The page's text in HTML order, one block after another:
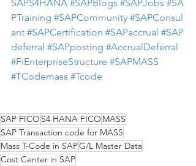
SAPS4HANA #SAPBlogs #SAPJobs #SA
PTraining #SAPCommunity #SAPConsul
ant #SAPCertification #SAPaccrual #SAP
deferral #SAPposting #AccrualDeferral
#FiEnterpriseStructure #SAPMASS
#TCodemass #Tcode
SAP FICO S4 HANA FICO MASS
SAP Transaction code for MASS
Mass T-Code in SAPG/L Master Data
Cost Center in SAP